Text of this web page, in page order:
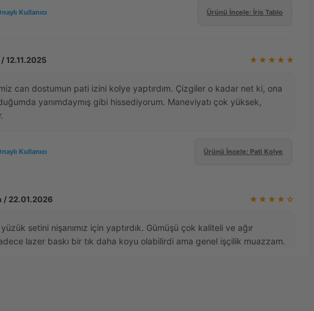
Kullanıcı Ürünü İncele: İris Tablo
12.11.2025 ★★★★★
can dostumun pati izini kolye yaptırdım. Çizgiler o kadar net ki, ona
yanımdaymış gibi hissediyorum. Maneviyatı çok yüksek,
Kullanıcı Ürünü İncele: Pati Kolye
/ 22.01.2026 ★★★★☆
setini nişanımız için yaptırdık. Gümüşü çok kaliteli ve ağır
lazer baskı bir tık daha koyu olabilirdi ama genel işçilik muazzam.